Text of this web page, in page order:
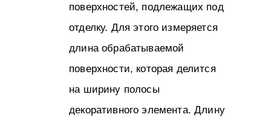
поверхностей, подлежащих под
отделку. Для этого измеряется
длина обрабатываемой
поверхности, которая делится
на ширину полосы
декоративного элемента. Длину